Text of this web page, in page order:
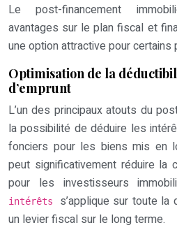
Le post-financement
avantages sur le plan fiscal et
une option attractive pour certains
Optimisation de la
d’emprunt
L’un des principaux atouts du
la possibilité de déduire les
fonciers pour les biens mis en
peut significativement réduire la
pour les investisseurs
intérêts s’applique sur toute
un levier fiscal sur le long terme.